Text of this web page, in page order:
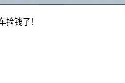
捡钱了！